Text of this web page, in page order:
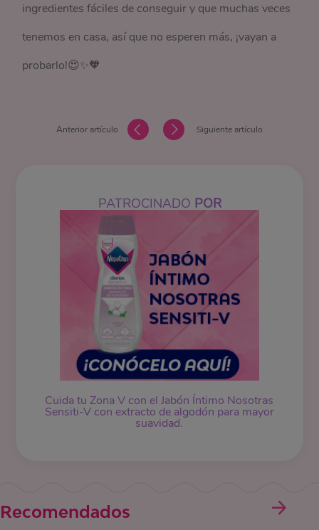
ingredientes fáciles de conseguir y que muchas veces
tenemos en casa, así que no esperen más, ¡vayan a
probarlo!😍✨🧡
Anterior artículo Siguiente artículo
PATROCINADO POR
Cuida tu Zona V con el Jabón Íntimo Nosotras
Sensiti-V con extracto de algodón para mayor
suavidad.
Recomendados